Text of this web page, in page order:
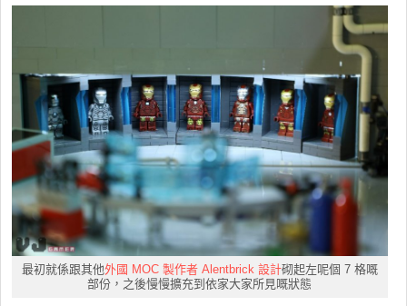
最初就係跟其他外國 MOC 製作者 Alentbrick 設計砌起左呢個 7 格嘅
部份，之後慢慢擴充到依家大家所見嘅狀態